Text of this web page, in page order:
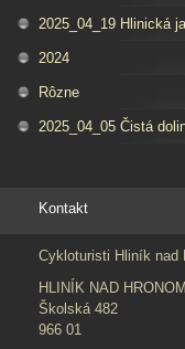
2025_04_19 Hlinická
2024
Rôzne
2025_04_05 Čistá
Kontakt
Cykloturisti Hliník nad
HLINÍK NAD
Školská 482
966 01